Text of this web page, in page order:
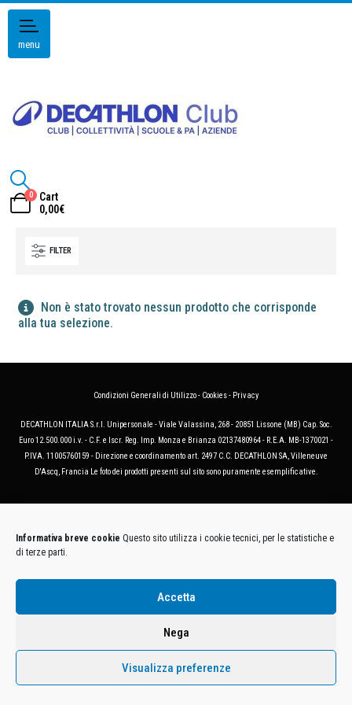
Informativa breve cookie Questo sito utilizza i cookie tecnici, per le statistiche e
di terze parti.
Accetta
Nega
Visualizza preferenze
menu
0
Cart
0,00€
FILTER
Non è stato trovato nessun prodotto che corrisponde
alla tua selezione.
Condizioni Generali di Utilizzo- Cookies- Privacy
DECATHLON ITALIA S.r.l. Unipersonale - Viale Valassina, 268 - 20851 Lissone (MB) Cap. Soc.
Euro 12.500.000 i.v. - C.F. e Iscr. Reg. Imp. Monza e Brianza 02137480964 - R.E.A. MB-1370021 -
P.IVA. 11005760159 - Direzione e coordinamento art. 2497 C.C. DECATHLON SA, Villeneuve
D'Ascq, Francia Le foto dei prodotti presenti sul sito sono puramente esemplificative.